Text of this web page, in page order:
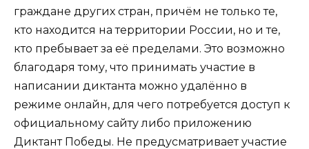
граждане других стран, причём не только те,
кто находится на территории России, но и те,
кто пребывает за её пределами. Это возможно
благодаря тому, что принимать участие в
написании диктанта можно удалённо в
режиме онлайн, для чего потребуется доступ к
официальному сайту либо приложению
Диктант Победы. Не предусматривает участие